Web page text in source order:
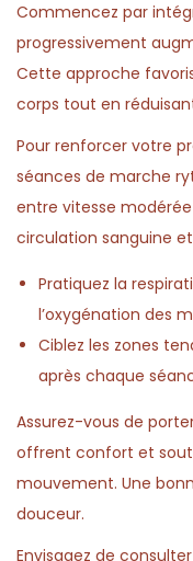
Commencez par
progressivement
Cette approche
corps tout en
Pour renforcer votre
séances de marche
entre vitesse
circulation sanguine
Pratiquez la
l’oxygénation des
Ciblez les zones
après chaque
Assurez-vous de
offrent confort et
mouvement. Une
douceur.
Envisagez de